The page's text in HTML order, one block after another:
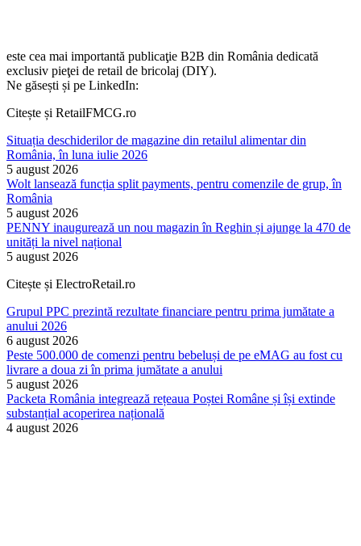
este cea mai importantă publicaţie B2B din România dedicată
exclusiv pieţei de retail de bricolaj (DIY).
Ne găsești și pe LinkedIn:
Citește și RetailFMCG.ro
Situația deschiderilor de magazine din retailul alimentar din
România, în luna iulie 2026
5 august 2026
Wolt lansează funcția split payments, pentru comenzile de grup, în
România
5 august 2026
PENNY inaugurează un nou magazin în Reghin și ajunge la 470 de
unități la nivel național
5 august 2026
Citește și ElectroRetail.ro
Grupul PPC prezintă rezultate financiare pentru prima jumătate a
anului 2026
6 august 2026
Peste 500.000 de comenzi pentru bebeluși de pe eMAG au fost cu
livrare a doua zi în prima jumătate a anului
5 august 2026
Packeta România integrează rețeaua Poștei Române și își extinde
substanțial acoperirea națională
4 august 2026